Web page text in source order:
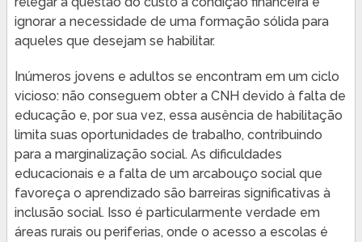
ignorar a necessidade de uma formação sólida para
aqueles que desejam se habilitar.
Inúmeros jovens e adultos se encontram em um ciclo
vicioso: não conseguem obter a CNH devido à falta de
educação e, por sua vez, essa ausência de habilitação
limita suas oportunidades de trabalho, contribuindo
para a marginalização social. As dificuldades
educacionais e a falta de um arcabouço social que
favoreça o aprendizado são barreiras significativas à
inclusão social. Isso é particularmente verdade em
áreas rurais ou periferias, onde o acesso a escolas é